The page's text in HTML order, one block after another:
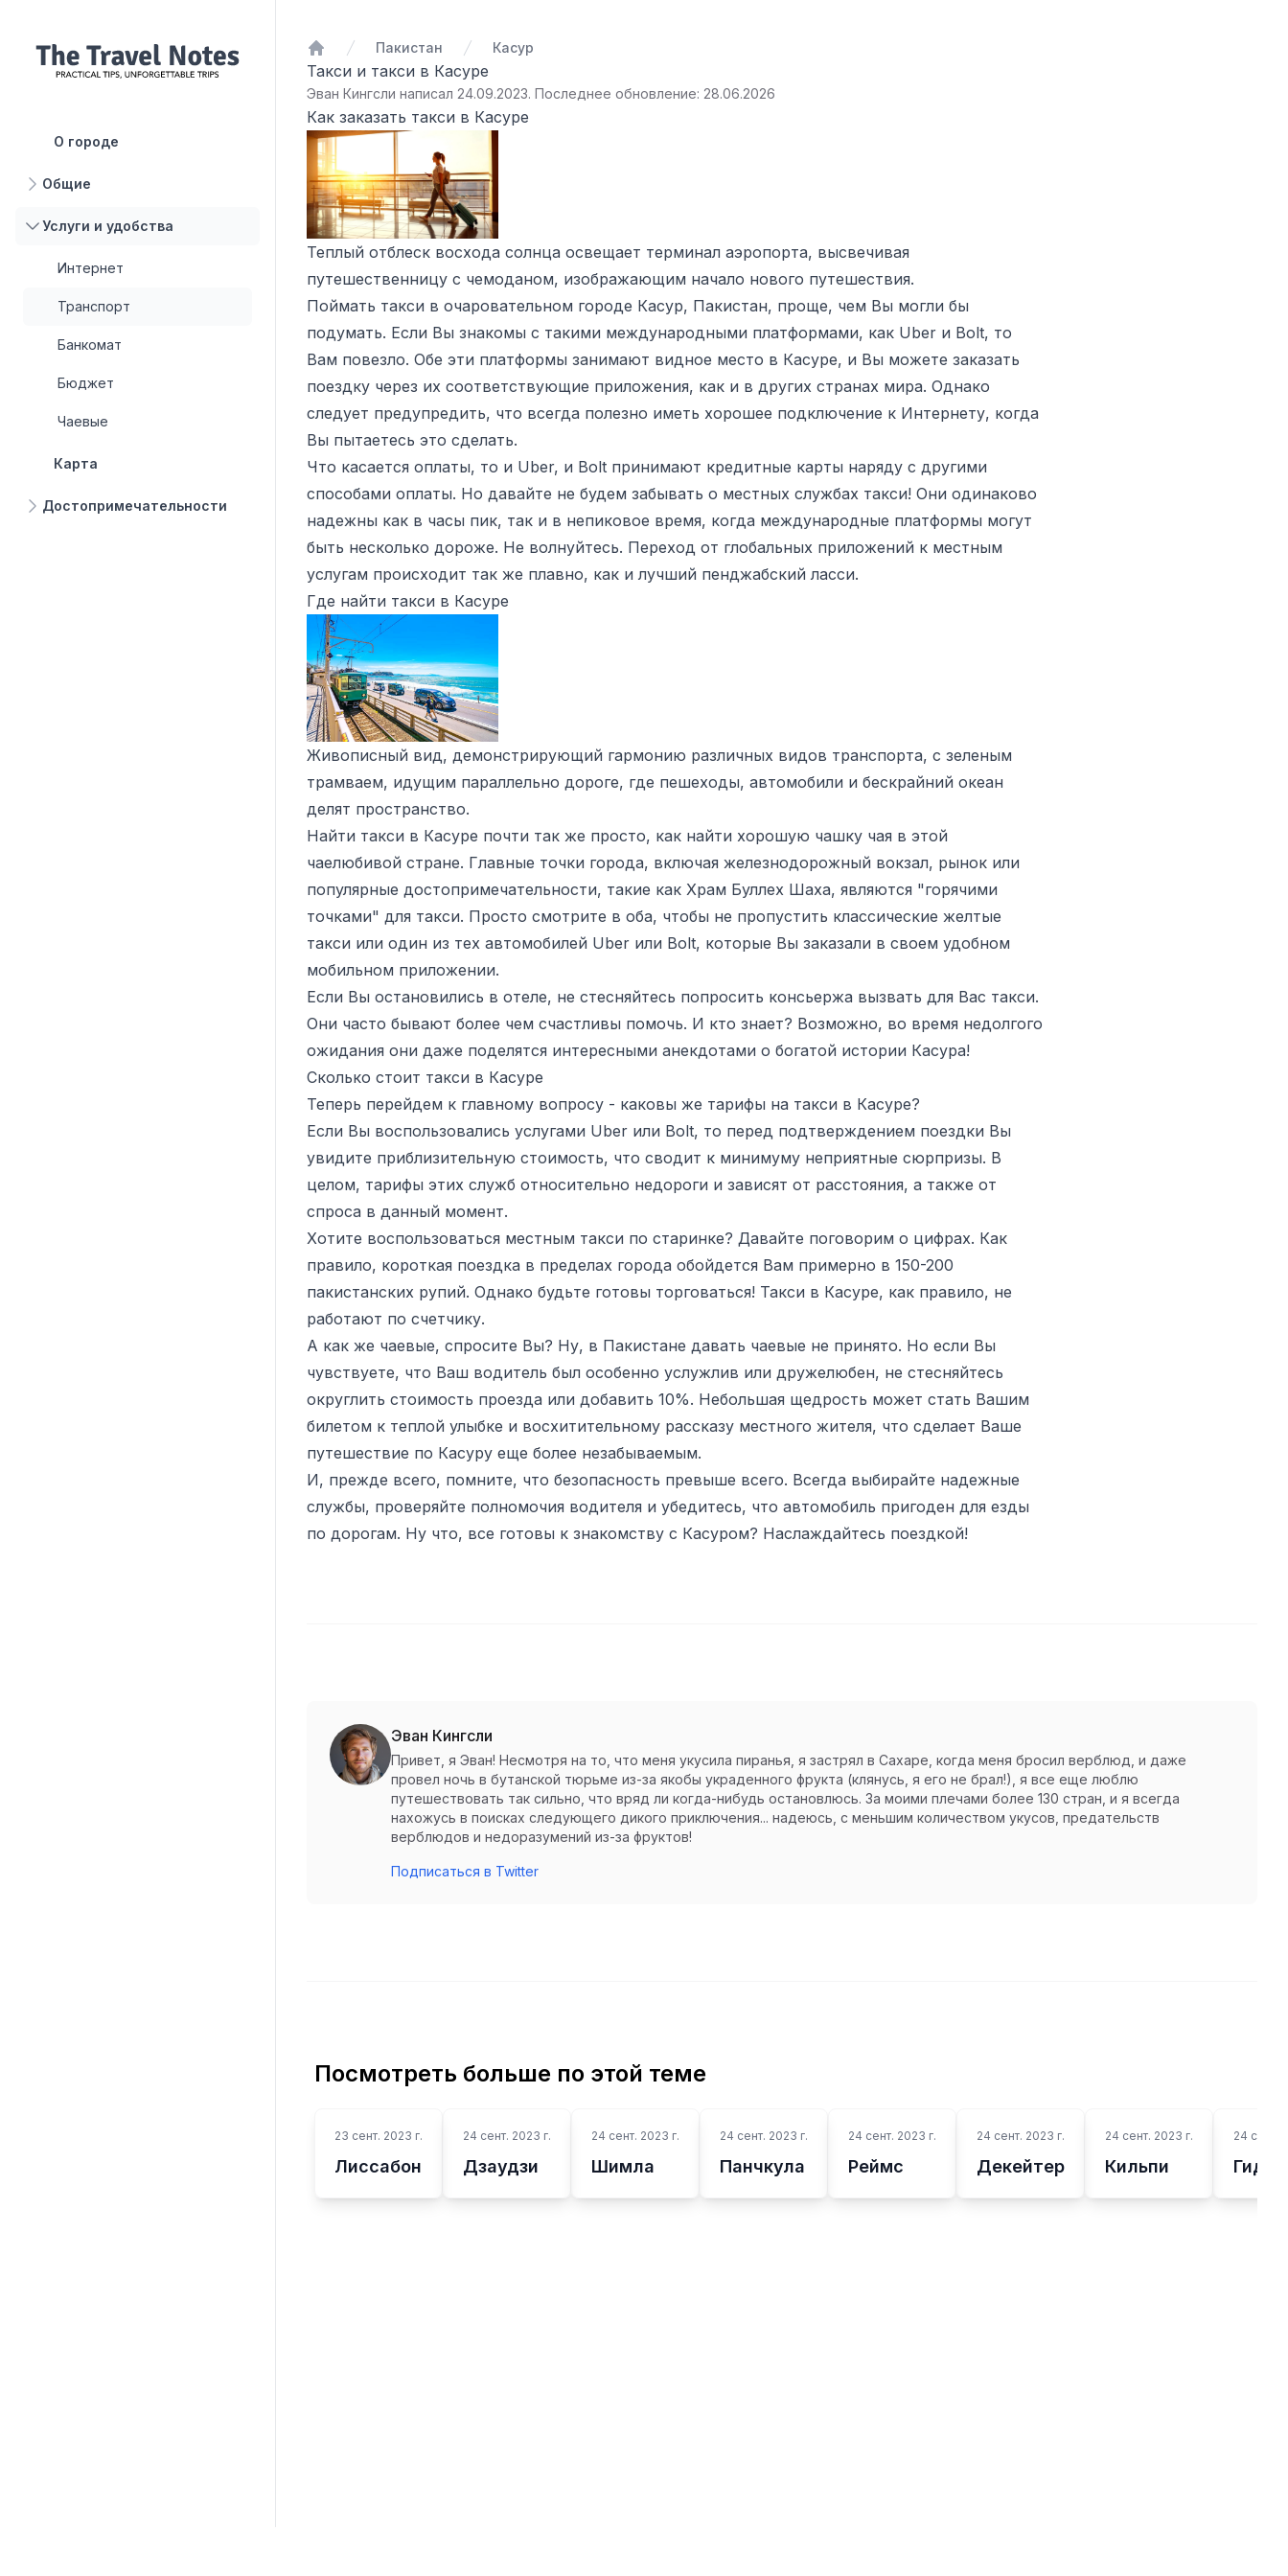
О городе
Общие
Услуги и удобства
Интернет
Транспорт
Банкомат
Бюджет
Чаевые
Карта
Достопримечательности
Домой
Пакистан Касур
Такси и такси в Касуре
Эван Кингсли написал 24.09.2023. Последнее обновление: 28.06.2026
Как заказать такси в Касуре
Теплый отблеск восхода солнца освещает терминал аэропорта, высвечивая
путешественницу с чемоданом, изображающим начало нового путешествия.
Поймать такси в очаровательном городе Касур, Пакистан, проще, чем Вы могли бы
подумать. Если Вы знакомы с такими международными платформами, как Uber и Bolt, то
Вам повезло. Обе эти платформы занимают видное место в Касуре, и Вы можете заказать
поездку через их соответствующие приложения, как и в других странах мира. Однако
следует предупредить, что всегда полезно иметь хорошее подключение к Интернету, когда
Вы пытаетесь это сделать.
Что касается оплаты, то и Uber, и Bolt принимают кредитные карты наряду с другими
способами оплаты. Но давайте не будем забывать о местных службах такси! Они одинаково
надежны как в часы пик, так и в непиковое время, когда международные платформы могут
быть несколько дороже. Не волнуйтесь. Переход от глобальных приложений к местным
услугам происходит так же плавно, как и лучший пенджабский ласси.
Где найти такси в Касуре
Живописный вид, демонстрирующий гармонию различных видов транспорта, с зеленым
трамваем, идущим параллельно дороге, где пешеходы, автомобили и бескрайний океан
делят пространство.
Найти такси в Касуре почти так же просто, как найти хорошую чашку чая в этой
чаелюбивой стране. Главные точки города, включая железнодорожный вокзал, рынок или
популярные достопримечательности, такие как Храм Буллех Шаха, являются "горячими
точками" для такси. Просто смотрите в оба, чтобы не пропустить классические желтые
такси или один из тех автомобилей Uber или Bolt, которые Вы заказали в своем удобном
мобильном приложении.
Если Вы остановились в отеле, не стесняйтесь попросить консьержа вызвать для Вас такси.
Они часто бывают более чем счастливы помочь. И кто знает? Возможно, во время недолгого
ожидания они даже поделятся интересными анекдотами о богатой истории Касура!
Сколько стоит такси в Касуре
Теперь перейдем к главному вопросу - каковы же тарифы на такси в Касуре?
Если Вы воспользовались услугами Uber или Bolt, то перед подтверждением поездки Вы
увидите приблизительную стоимость, что сводит к минимуму неприятные сюрпризы. В
целом, тарифы этих служб относительно недороги и зависят от расстояния, а также от
спроса в данный момент.
Хотите воспользоваться местным такси по старинке? Давайте поговорим о цифрах. Как
правило, короткая поездка в пределах города обойдется Вам примерно в 150-200
пакистанских рупий. Однако будьте готовы торговаться! Такси в Касуре, как правило, не
работают по счетчику.
А как же чаевые, спросите Вы? Ну, в Пакистане давать чаевые не принято. Но если Вы
чувствуете, что Ваш водитель был особенно услужлив или дружелюбен, не стесняйтесь
округлить стоимость проезда или добавить 10%. Небольшая щедрость может стать Вашим
билетом к теплой улыбке и восхитительному рассказу местного жителя, что сделает Ваше
путешествие по Касуру еще более незабываемым.
И, прежде всего, помните, что безопасность превыше всего. Всегда выбирайте надежные
службы, проверяйте полномочия водителя и убедитесь, что автомобиль пригоден для езды
по дорогам. Ну что, все готовы к знакомству с Касуром? Наслаждайтесь поездкой!
Эван Кингсли
Привет, я Эван! Несмотря на то, что меня укусила пиранья, я застрял в Сахаре, когда меня бросил верблюд, и даже
провел ночь в бутанской тюрьме из-за якобы украденного фрукта (клянусь, я его не брал!), я все еще люблю
путешествовать так сильно, что вряд ли когда-нибудь остановлюсь. За моими плечами более 130 стран, и я всегда
нахожусь в поисках следующего дикого приключения... надеюсь, с меньшим количеством укусов, предательств
верблюдов и недоразумений из-за фруктов!
Подписаться в Twitter
Посмотреть больше по этой теме
23 сент. 2023 г.
Лиссабон
24 сент. 2023 г.
Дзаудзи
24 сент. 2023 г.
Шимла
24 сент. 2023 г.
Панчкула
24 сент. 2023 г.
Реймс
24 сент. 2023 г.
Декейтер
24 сент. 2023 г.
Кильпи
24 сент.